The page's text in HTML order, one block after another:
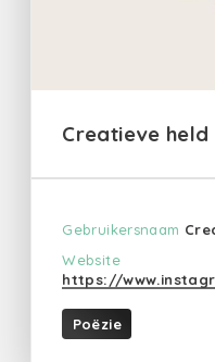
Creatieve held
Gebruikersnaam
Website
https://
Poëzie